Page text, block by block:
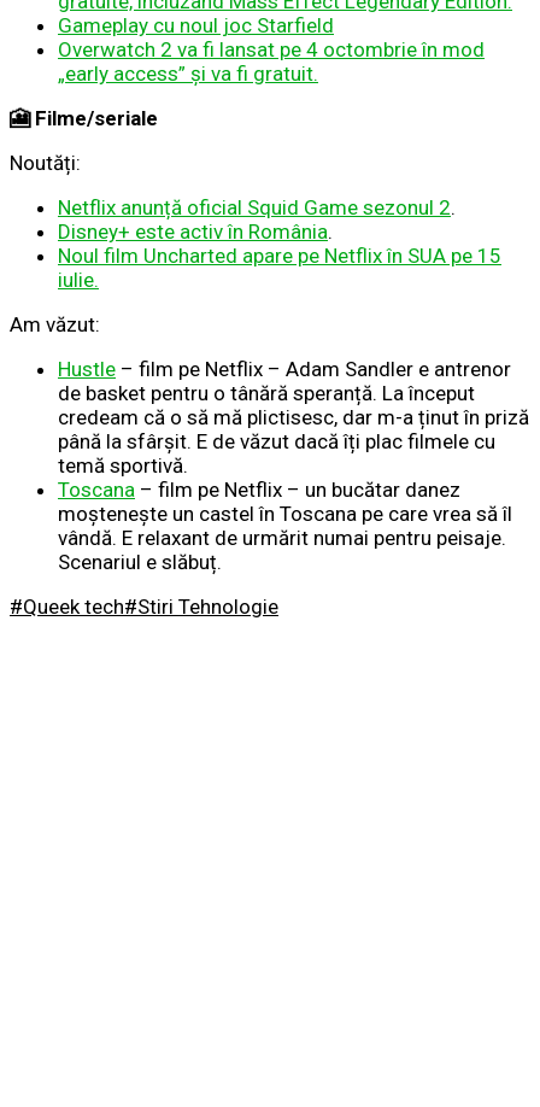
Gameplay cu noul joc Starfield
Overwatch 2 va fi lansat pe 4 octombrie în mod
„early access” și va fi gratuit.
🎦 Filme/seriale
Noutăți:
Netflix anunță oficial Squid Game sezonul 2.
Disney+ este activ în România.
Noul film Uncharted apare pe Netflix în SUA pe 15
iulie.
Am văzut:
Hustle – film pe Netflix – Adam Sandler e antrenor
de basket pentru o tânără speranță. La început
credeam că o să mă plictisesc, dar m-a ținut în priză
până la sfârșit. E de văzut dacă îți plac filmele cu
temă sportivă.
Toscana – film pe Netflix – un bucătar danez
moștenește un castel în Toscana pe care vrea să îl
vândă. E relaxant de urmărit numai pentru peisaje.
Scenariul e slăbuț.
#Queek tech#Stiri Tehnologie